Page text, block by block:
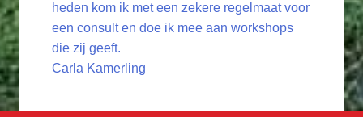
heden kom ik met een zekere regelmaat voor
een consult en doe ik mee aan workshops
die zij geeft.
Carla Kamerling